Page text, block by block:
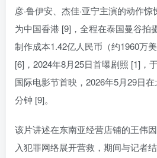
彦·鲁伊安、杰佳·亚宁主演的动作
为中国香港 [9]，全程在泰国曼谷拍
制作成本1.42亿人民币（约1960万
[6]，2024年8月25日首曝剧照 [1]，
国际电影节首映，2026年5月29日
分钟 [9]。
该片讲述在东南亚经营店铺的王伟
入犯罪网络展开营救，期间与记者